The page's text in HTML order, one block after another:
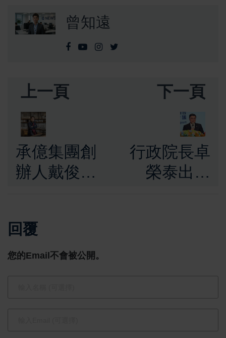
曾知遠
上一頁
承億集團創
辦人戴俊郎
歲 集團發
聲明證實營
下一頁
行政院長卓
榮泰出席
回覆
您的Email不會被公開。